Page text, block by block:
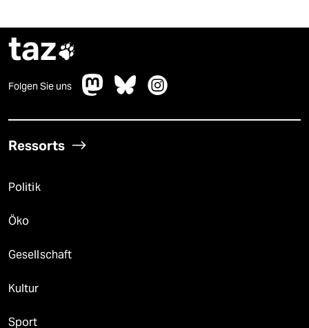
taz
Folgen Sie uns
Ressorts
Politik
Öko
Gesellschaft
Kultur
Sport